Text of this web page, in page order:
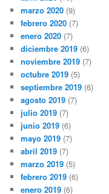
marzo 2020 (9)
febrero 2020 (7)
enero 2020 (7)
diciembre 2019 (6)
noviembre 2019 (7)
octubre 2019 (5)
septiembre 2019 (6)
agosto 2019 (7)
julio 2019 (7)
junio 2019 (6)
mayo 2019 (7)
abril 2019 (7)
marzo 2019 (5)
febrero 2019 (6)
enero 2019 (6)